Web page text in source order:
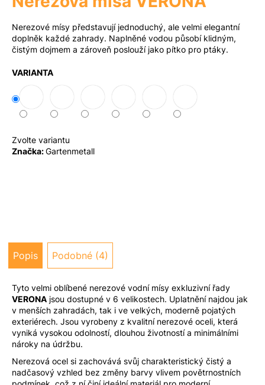
Měna
(CZK)
Přihlášení
Nerezové mísy představují jednoduchý, ale velmi elegantní
doplněk každé zahrady. Naplněné vodou působí klidným,
čistým dojmem a zároveň poslouží jako pítko pro ptáky.
VARIANTA
Zvolte variantu
Značka:Gartenmetall
Popis Podobné (4)
Tyto velmi oblíbené nerezové vodní mísy exkluzivní řady
VERONA jsou dostupné v 6 velikostech. Uplatnění najdou jak
v menších zahradách, tak i ve velkých, moderně pojatých
exteriérech. Jsou vyrobeny z kvalitní nerezové oceli, která
vyniká vysokou odolností, dlouhou životností a minimálními
nároky na údržbu.
Nerezová ocel si zachovává svůj charakteristický čistý a
nadčasový vzhled bez změny barvy vlivem povětrnostních
j
í
?
u
č
u
j
e
m
e